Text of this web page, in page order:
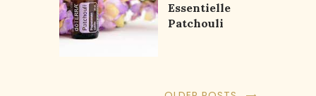
Essentielle
Patchouli